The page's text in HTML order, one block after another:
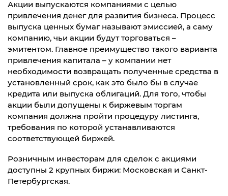
Акции выпускаются компаниями с целью
привлечения денег для развития бизнеса. Процесс
выпуска ценных бумаг называют эмиссией, а саму
компанию, чьи акции будут торговаться –
эмитентом. Главное преимущество такого варианта
привлечения капитала – у компании нет
необходимости возвращать полученные средства в
установленный срок, как это было бы в случае
кредита или выпуска облигаций. Для того, чтобы
акции были допущены к биржевым торгам
компания должна пройти процедуру листинга,
требования по которой устанавливаются
соответствующей биржей.
Розничным инвесторам для сделок с акциями
доступны 2 крупных биржи: Московская и Санкт-
Петербургская.